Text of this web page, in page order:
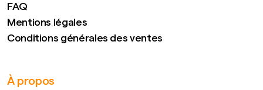
FAQ
Mentions légales
Conditions générales des ventes
À propos